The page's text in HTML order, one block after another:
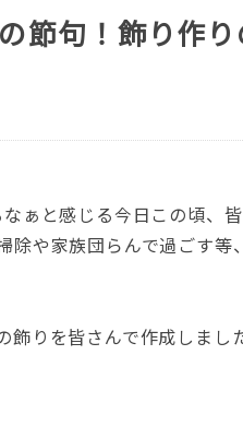
節句！飾り作
ぁと感じる今日この頃、
や家族団らんで過ごす
りを皆さんで作成しまし